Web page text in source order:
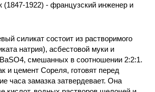
1922) - французский инженер и
силикат состоит из растворимого
натрия), асбестовой муки и
смешанных в соотношении 2:2:1.
и цемент Сореля, готовят перед
часа замазка затвердевает. Она